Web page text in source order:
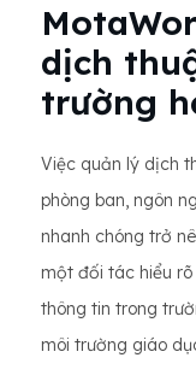
dịch
trường
Việc quản lý dịch
phòng ban, ngôn
nhanh chóng trở
một đối tác hiểu
thông tin trong
môi trường giáo